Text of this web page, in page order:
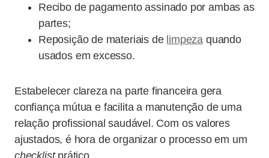
Recibo de pagamento assinado por ambas as
partes;
Reposição de materiais de limpeza quando
usados em excesso.
Estabelecer clareza na parte financeira gera
confiança mútua e facilita a manutenção de uma
relação profissional saudável. Com os valores
ajustados, é hora de organizar o processo em um
checklistprático.